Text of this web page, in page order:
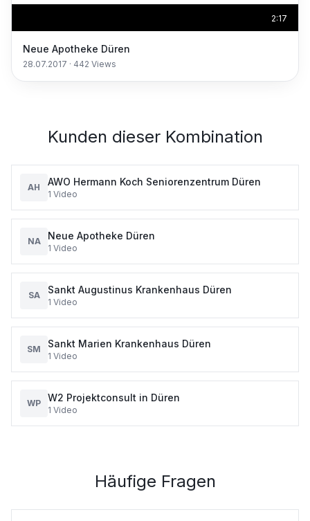
2:17
Neue Apotheke Düren
28.07.2017 · 442 Views
Kunden dieser Kombination
AH AWO Hermann Koch Seniorenzentrum Düren
1 Video
NA Neue Apotheke Düren
1 Video
SA Sankt Augustinus Krankenhaus Düren
1 Video
SM Sankt Marien Krankenhaus Düren
1 Video
WP W2 Projektconsult in Düren
1 Video
Häufige Fragen